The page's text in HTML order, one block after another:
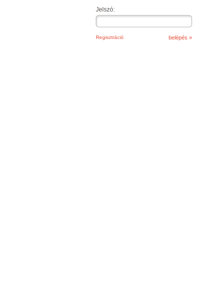
Jelszó:
Regisztráció